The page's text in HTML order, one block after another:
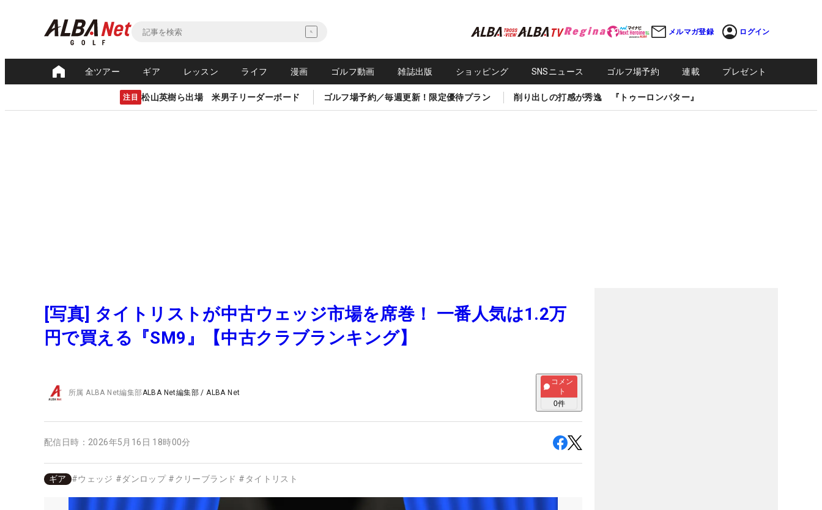
メルマガ登録 ログイン
全ツアー ギア レッスン ライフ 漫画 ゴルフ動画 雑誌出版 ショッピング SNSニュース ゴルフ場予約 連載 プレゼント
注目 松山英樹ら出場 米男子リーダーボード ゴルフ場予約／毎週更新！限定優待プラン 削り出しの打感が秀逸 『トゥーロンパター』
[写真] タイトリストが中古ウェッジ市場を席巻！ 一番人気は1.2万
円で買える『SM9』【中古クラブランキング】
所属ALBA Net編集部ALBA Net編集部 /ALBA Net
コメン
ト
0件
配信日時： 2026年5月16日 18時00分
ギア #ウェッジ #ダンロップ # クリーブランド # タイトリスト